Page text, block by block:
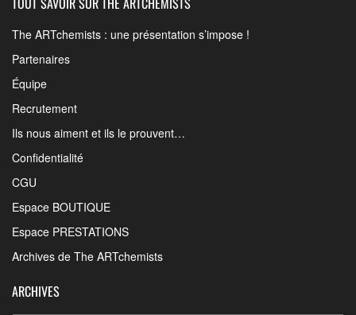
The ARTchemists : une présentation s’impose !
Partenaires
Équipe
Recrutement
Ils nous aiment et ils le prouvent…
Confidentialité
CGU
Espace BOUTIQUE
Espace PRESTATIONS
Archives de The ARTchemists
ARCHIVES